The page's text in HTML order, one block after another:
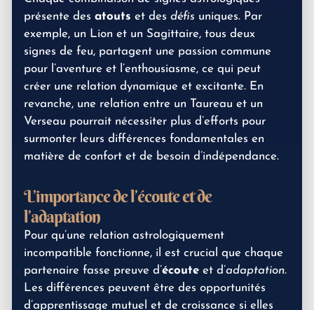
présente des atouts et des défis uniques. Par
exemple, un Lion et un Sagittaire, tous deux
signes de feu, partagent une passion commune
pour l’aventure et l’enthousiasme, ce qui peut
créer une relation dynamique et excitante. En
revanche, une relation entre un Taureau et un
Verseau pourrait nécessiter plus d’efforts pour
surmonter leurs différences fondamentales en
matière de confort et de besoin d’indépendance.
L’importance de l’écoute et de
l’adaptation
Pour qu’une relation astrologiquement
incompatible fonctionne, il est crucial que chaque
partenaire fasse preuve d’écoute et d’adaptation.
Les différences peuvent être des opportunités
d’apprentissage mutuel et de croissance si elles